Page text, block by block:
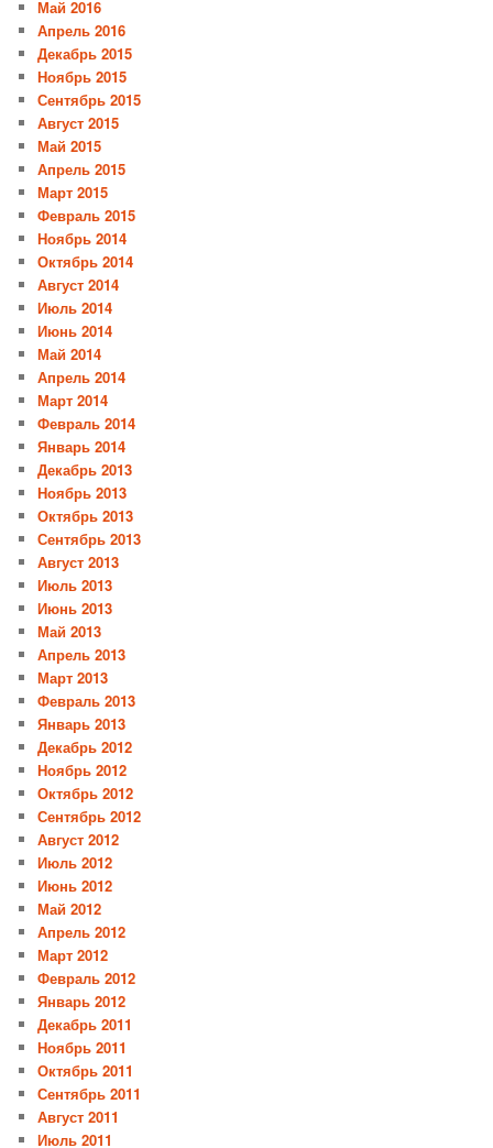
Май 2016
Апрель 2016
Декабрь 2015
Ноябрь 2015
Сентябрь 2015
Август 2015
Май 2015
Апрель 2015
Март 2015
Февраль 2015
Ноябрь 2014
Октябрь 2014
Август 2014
Июль 2014
Июнь 2014
Май 2014
Апрель 2014
Март 2014
Февраль 2014
Январь 2014
Декабрь 2013
Ноябрь 2013
Октябрь 2013
Сентябрь 2013
Август 2013
Июль 2013
Июнь 2013
Май 2013
Апрель 2013
Март 2013
Февраль 2013
Январь 2013
Декабрь 2012
Ноябрь 2012
Октябрь 2012
Сентябрь 2012
Август 2012
Июль 2012
Июнь 2012
Май 2012
Апрель 2012
Март 2012
Февраль 2012
Январь 2012
Декабрь 2011
Ноябрь 2011
Октябрь 2011
Сентябрь 2011
Август 2011
Июль 2011